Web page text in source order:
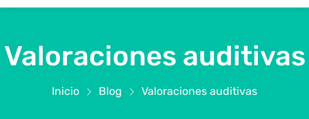
Valoraciones auditivas
Inicio Blog Valoraciones auditivas